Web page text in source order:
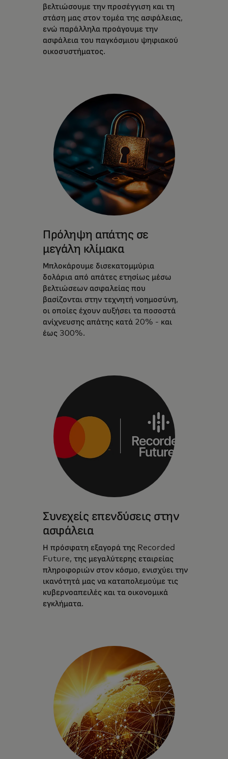
βελτιώσουμε την προσέγγιση και τη
στάση μας στον τομέα της ασφάλειας,
ενώ παράλληλα προάγουμε την
ασφάλεια του παγκόσμιου ψηφιακού
οικοσυστήματος.
Πρόληψη απάτης σε
μεγάλη κλίμακα
Μπλοκάρουμε δισεκατομμύρια
δολάρια από απάτες ετησίως μέσω
βελτιώσεων ασφαλείας που
βασίζονται στην τεχνητή νοημοσύνη,
οι οποίες έχουν αυξήσει τα ποσοστά
ανίχνευσης απάτης κατά 20% - και
έως 300%.
Συνεχείς επενδύσεις στην
ασφάλεια
Η πρόσφατη εξαγορά της Recorded
Future, της μεγαλύτερης εταιρείας
πληροφοριών στον κόσμο, ενισχύει την
ικανότητά μας να καταπολεμούμε τις
κυβερνοαπειλές και τα οικονομικά
εγκλήματα.